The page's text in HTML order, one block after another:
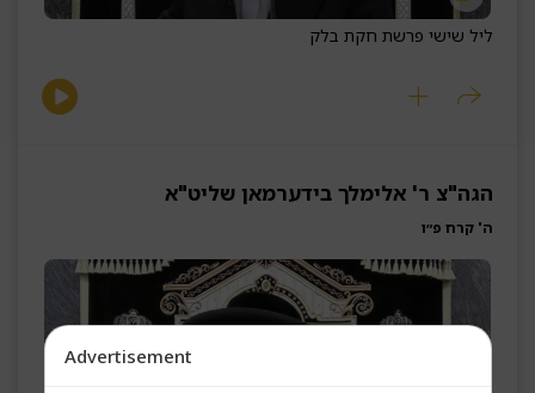
ליל שישי פרשת חקת בלק
הגה"צ ר' אלימלך בידערמאן שליט"א
ה' קרח פ״ו
Advertisement